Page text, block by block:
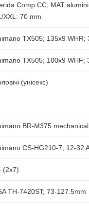
Comp CC; MAT
XXL: 70 mm
TX505; 135x9 WHR;
TX505; 100x9 WHF;
(унісекс)
BR-M375
CS-HG210-7; 12-32
(2x7)
TH-7420ST; 73-127.5mm